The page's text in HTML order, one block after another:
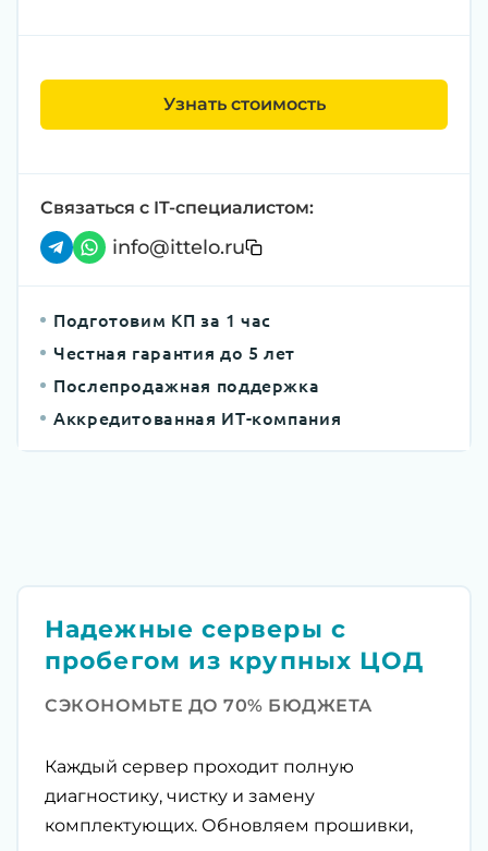
Узнать стоимость
Связаться с IT-специалистом:
info@ittelo.ru
Подготовим КП за 1 час
Честная гарантия до 5 лет
Послепродажная поддержка
Аккредитованная ИТ-компания
Надежные серверы с
пробегом из крупных ЦОД
СЭКОНОМЬТЕ ДО 70% БЮДЖЕТА
Каждый сервер проходит полную
диагностику, чистку и замену
комплектующих. Обновляем прошивки,